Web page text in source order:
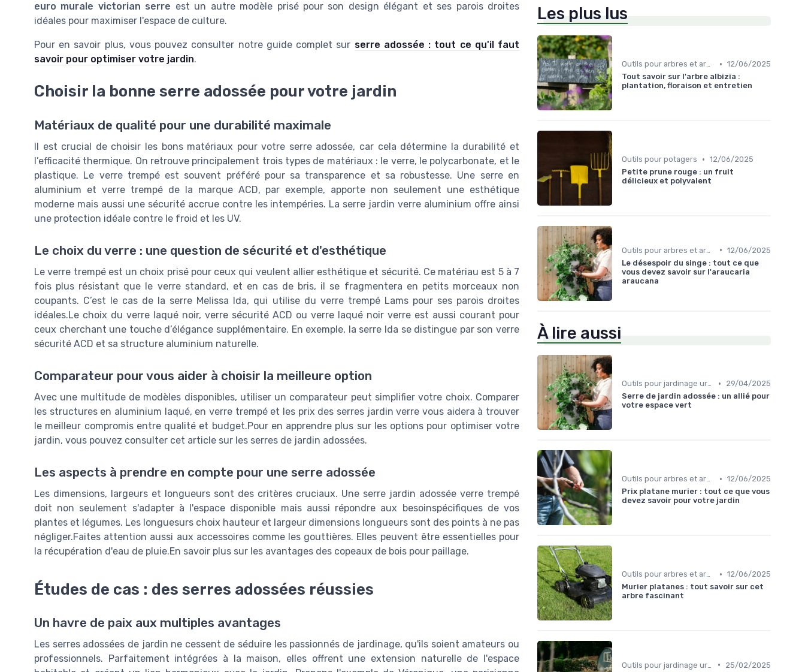
euro murale victorian serre est un autre modèle prisé pour son design élégant et ses parois droites
idéales pour maximiser l'espace de culture.
Pour en savoir plus, vous pouvez consulter notre guide complet sur serre adossée : tout ce qu'il faut
savoir pour optimiser votre jardin.
Choisir la bonne serre adossée pour votre jardin
Matériaux de qualité pour une durabilité maximale
Il est crucial de choisir les bons matériaux pour votre serre adossée, car cela détermine la durabilité et
l’efficacité thermique. On retrouve principalement trois types de matériaux : le verre, le polycarbonate, et le
plastique. Le verre trempé est souvent préféré pour sa transparence et sa robustesse. Une serre en
aluminium et verre trempé de la marque ACD, par exemple, apporte non seulement une esthétique
moderne mais aussi une sécurité accrue contre les intempéries. La serre jardin verre aluminium offre ainsi
une protection idéale contre le froid et les UV.
Le choix du verre : une question de sécurité et d'esthétique
Le verre trempé est un choix prisé pour ceux qui veulent allier esthétique et sécurité. Ce matériau est 5 à 7
fois plus résistant que le verre standard, et en cas de bris, il se fragmentera en petits morceaux non
coupants. C’est le cas de la serre Melissa Ida, qui utilise du verre trempé Lams pour ses parois droites
idéales.Le choix du verre laqué noir, verre sécurité ACD ou verre laqué noir verre est aussi courant pour
ceux cherchant une touche d’élégance supplémentaire. En exemple, la serre Ida se distingue par son verre
sécurité ACD et sa structure aluminium naturelle.
Comparateur pour vous aider à choisir la meilleure option
Avec une multitude de modèles disponibles, utiliser un comparateur peut simplifier votre choix. Comparer
les structures en aluminium laqué, en verre trempé et les prix des serres jardin verre vous aidera à trouver
le meilleur compromis entre qualité et budget.Pour en apprendre plus sur les options pour optimiser votre
jardin, vous pouvez consulter cet article sur les serres de jardin adossées.
Les aspects à prendre en compte pour une serre adossée
Les dimensions, largeurs et longueurs sont des critères cruciaux. Une serre jardin adossée verre trempé
doit non seulement s'adapter à l'espace disponible mais aussi répondre aux besoinspécifiques de vos
plantes et légumes. Les longuesurs choix hauteur et largeur dimensions longueurs sont des points à ne pas
négliger.Faites attention aussi aux accessoires comme les gouttières. Elles peuvent être essentielles pour
la récupération d'eau de pluie.En savoir plus sur les avantages des copeaux de bois pour paillage.
Études de cas : des serres adossées réussies
Un havre de paix aux multiples avantages
Les serres adossées de jardin ne cessent de séduire les passionnés de jardinage, qu'ils soient amateurs ou
professionnels. Parfaitement intégrées à la maison, elles offrent une extension naturelle de l'espace
Les plus lus
Outils pour arbres et arbustes • 12/06/2025
Tout savoir sur l'arbre albizia :
plantation, floraison et entretien
Outils pour potagers • 12/06/2025
Petite prune rouge : un fruit
délicieux et polyvalent
• 12/06/2025
Le désespoir du singe : tout ce que
vous devez savoir sur l'araucaria
araucana
À lire aussi
Outils pour jardinage urbain •
29/04/2025
Serre de jardin adossée : un allié pour
votre espace vert
Outils pour arbres et arbustes • 12/06/2025
Prix platane murier : tout ce que vous
devez savoir pour votre jardin
Outils pour arbres et arbustes • 12/06/2025
Murier platanes : tout savoir sur cet
arbre fascinant
• 25/02/2025